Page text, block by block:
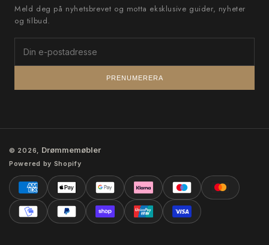
Meld deg på nyhetsbrevet og motta eksklusive guider, nyheter
og tilbud.
PRENUMERERA
© 2026, Drømmemøbler
Powered by Shopify
Betalningsmetoder